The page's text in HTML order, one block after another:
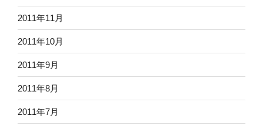
2011年11月
2011年10月
2011年9月
2011年8月
2011年7月